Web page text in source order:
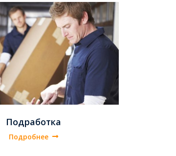
Подработка
Подробнее